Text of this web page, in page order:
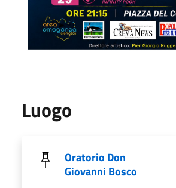
Luogo
Oratorio Don
Giovanni Bosco